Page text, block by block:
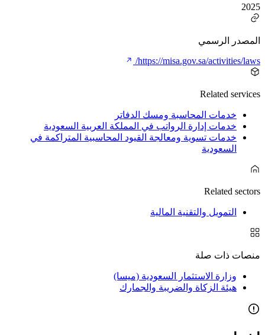
2025
المصدر الرسمي
https://misa.gov.sa/activities/laws/
Related services
خدمات المحاسبة ومسك الدفاتر
خدمات إدارة الرواتب في المملكة العربية السعودية
خدمات تسوية ومعالجة القيود المحاسبية المتراكمة في
السعودية
Related sectors
التمويل والتقنية المالية
منصات ذات صلة
وزارة الاستثمار السعودية (ميسا)
هيئة الزكاة والضريبة والجمارك